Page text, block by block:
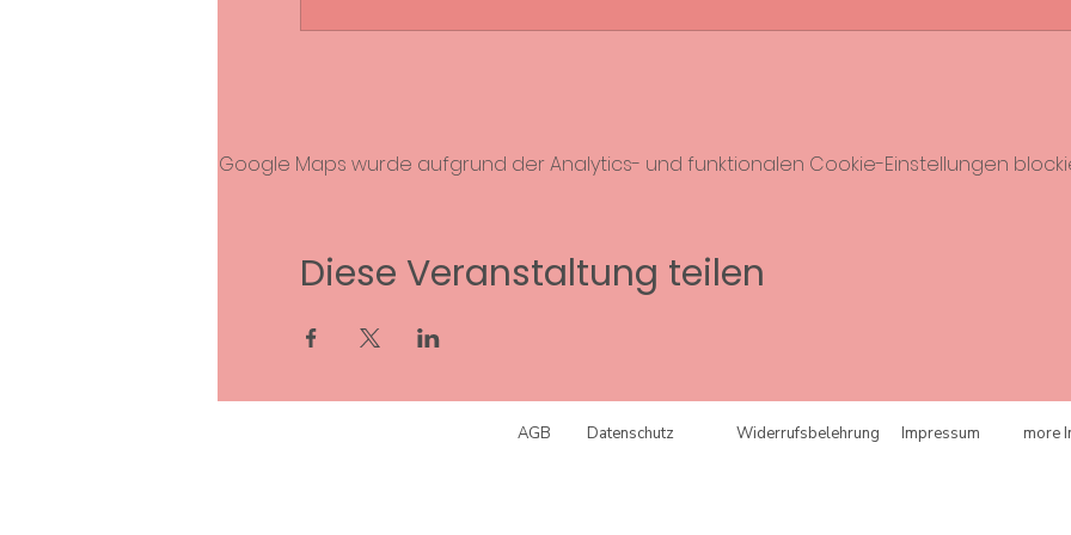
Google Maps wurde aufgrund der Analytics- und funktionalen Cookie-Einstellungen
Diese Veranstaltung teilen
Datenschutz
AGB Widerrufsbelehrung Impressum more